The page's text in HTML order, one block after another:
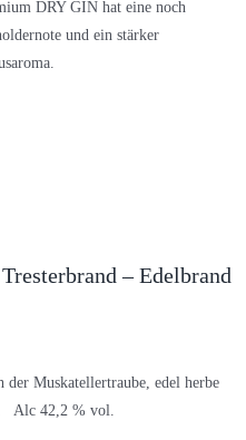
DRY GIN hat eine noch
und ein stärker
– Edelbrand
der Muskatellertraube, edel herbe
Alc 42,2 % vol.